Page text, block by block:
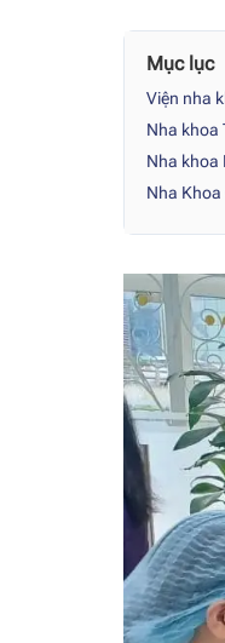
Mục lục
Viện nha
Nha khoa
Nha khoa
Nha Khoa